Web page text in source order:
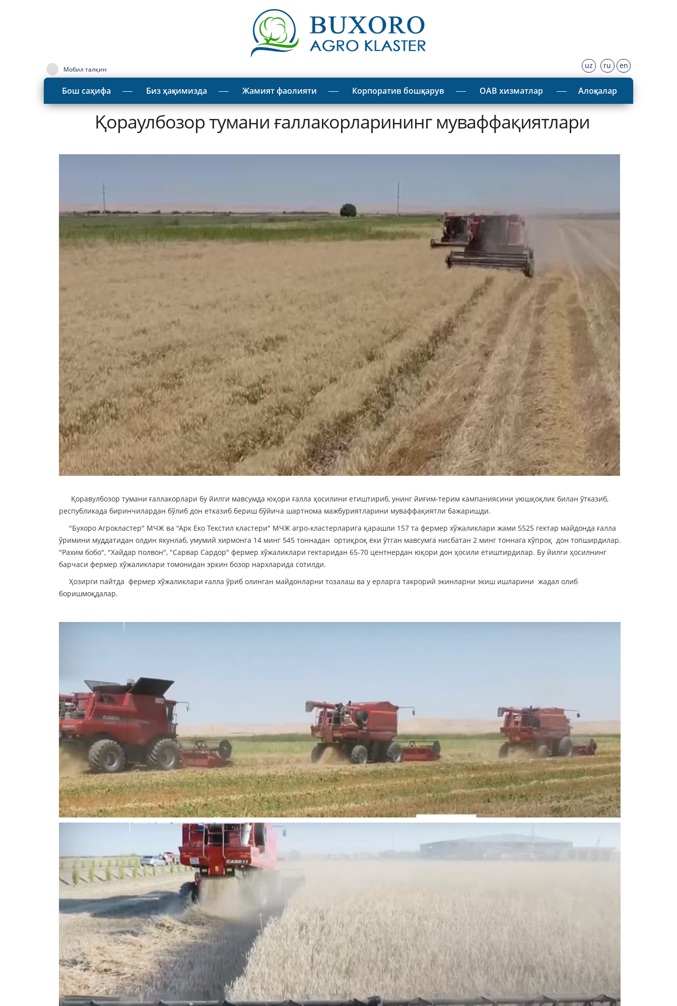
Мобил талқин uz ru en
Бош саҳифа Биз ҳақимизда Жамият фаолияти Корпоратив бошқарув ОАВ хизматлар Алоқалар
Қораулбозор тумани ғаллакорларининг муваффақиятлари
Қоравулбозор тумани ғаллакорлари бу йилги мавсумда юқори ғалла ҳосилини етиштириб, унинг йиғим-терим кампаниясини уюшқоқлик билан ўтказиб,
республикада биринчилардан бўлиб дон етказиб бериш бўйича шартнома мажбуриятларини муваффақиятли бажаришди.
"Бухоро Агрокластер" МЧЖ ва "Арк Еко Текстил кластери" МЧЖ агро-кластерларига қарашли 157 та фермер хўжаликлари жами 5525 гектар майдонда ғалла
ўримини муддатидан олдин якунлаб, умумий хирмонга 14 минг 545 тоннадан ортиқроқ ёки ўтган мавсумга нисбатан 2 минг тоннага кўпроқ дон топширдилар.
"Рахим бобо", "Хайдар полвон", "Сарвар Сардор" фермер хўжаликлари гектаридан 65-70 центнердан юқори дон ҳосили етиштирдилар. Бу йилги ҳосилнинг
барчаси фермер хўжаликлари томонидан эркин бозор нархларида сотилди.
Ҳозирги пайтда фермер хўжаликлари ғалла ўриб олинган майдонларни тозалаш ва у ерларга такрорий экинларни экиш ишларини жадал олиб
боришмоқдалар.